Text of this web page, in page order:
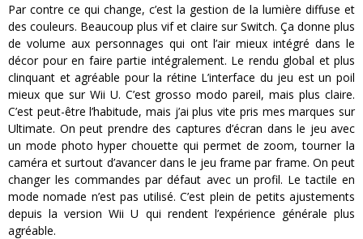
Par contre ce qui change, c’est la gestion de la lumière diffuse et
des couleurs. Beaucoup plus vif et claire sur Switch. Ça donne plus
de volume aux personnages qui ont l’air mieux intégré dans le
décor pour en faire partie intégralement. Le rendu global et plus
clinquant et agréable pour la rétine L’interface du jeu est un poil
mieux que sur Wii U. C’est grosso modo pareil, mais plus claire.
C’est peut-être l’habitude, mais j’ai plus vite pris mes marques sur
Ultimate. On peut prendre des captures d’écran dans le jeu avec
un mode photo hyper chouette qui permet de zoom, tourner la
caméra et surtout d’avancer dans le jeu frame par frame. On peut
changer les commandes par défaut avec un profil. Le tactile en
mode nomade n’est pas utilisé. C’est plein de petits ajustements
depuis la version Wii U qui rendent l’expérience générale plus
agréable.